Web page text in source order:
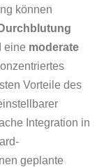
können
Durchblutung
eine moderate
Vorteile des
Integration in
geplante